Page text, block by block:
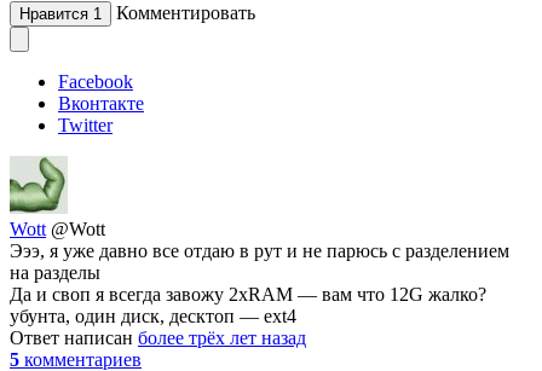
Нравится 1 Комментировать
Facebook
Вконтакте
Twitter
Wott @Wott
Эээ, я уже давно все отдаю в рут и не парюсь с разделением
на разделы
Да и своп я всегда завожу 2xRAM — вам что 12G жалко?
убунта, один диск, десктоп — ext4
Ответ написан более трёх лет назад
5 комментариев